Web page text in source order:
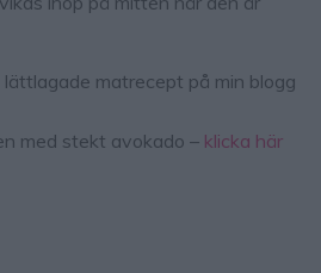
lättlagade matrecept på min blogg
med stekt avokado – klicka här